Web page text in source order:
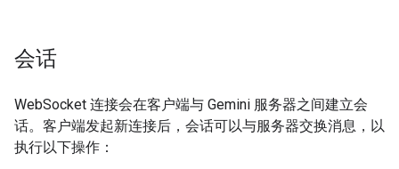
会话
WebSocket 连接会在客户端与 Gemini 服务器之间建立会
话。客户端发起新连接后，会话可以与服务器交换消息，以
执行以下操作：